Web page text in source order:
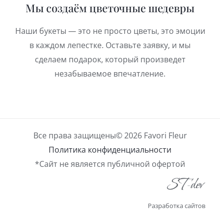
Мы создаём цветочные шедевры
Наши букеты — это не просто цветы, это эмоции
в каждом лепестке. Оставьте заявку, и мы
сделаем подарок, который произведет
незабываемое впечатление.
Все права защищены© 2026 Favori Fleur
Политика конфиденциальности
*Сайт не является публичной офертой
Разработка сайтов